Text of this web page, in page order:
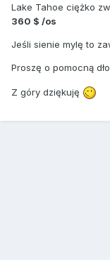
Lake Tahoe ciężko
360 $ /os
Jeśli sienie mylę to
Proszę o pomocną
Z góry dziękuję